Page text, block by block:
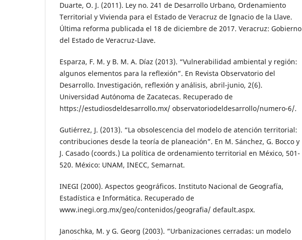
Duarte, O. J. (2011). Ley no. 241 de Desarrollo Urbano, Ordenamiento
Territorial y Vivienda para el Estado de Veracruz de Ignacio de la Llave.
Última reforma publicada el 18 de diciembre de 2017. Veracruz: Gobierno
del Estado de Veracruz-Llave.
Esparza, F. M. y B. M. A. Díaz (2013). “Vulnerabilidad ambiental y región:
algunos elementos para la reflexión”. En Revista Observatorio del
Desarrollo. Investigación, reflexión y análisis, abril-junio, 2(6).
Universidad Autónoma de Zacatecas. Recuperado de
https://estudiosdeldesarrollo.mx/ observatoriodeldesarrollo/numero-6/.
Gutiérrez, J. (2013). “La obsolescencia del modelo de atención territorial:
contribuciones desde la teoría de planeación”. En M. Sánchez, G. Bocco y
J. Casado (coords.) La política de ordenamiento territorial en México, 501-
520. México: UNAM, INECC, Semarnat.
INEGI (2000). Aspectos geográficos. Instituto Nacional de Geografía,
Estadística e Informática. Recuperado de
www.inegi.org.mx/geo/contenidos/geografia/ default.aspx.
Janoschka, M. y G. Georg (2003). “Urbanizaciones cerradas: un modelo